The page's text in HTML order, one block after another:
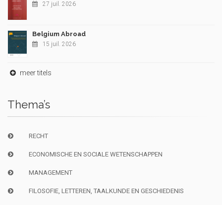
27 juil. 2026
Belgium Abroad
15 juil. 2026
meer titels
Thema’s
RECHT
ECONOMISCHE EN SOCIALE WETENSCHAPPEN
MANAGEMENT
FILOSOFIE, LETTEREN, TAALKUNDE EN GESCHIEDENIS